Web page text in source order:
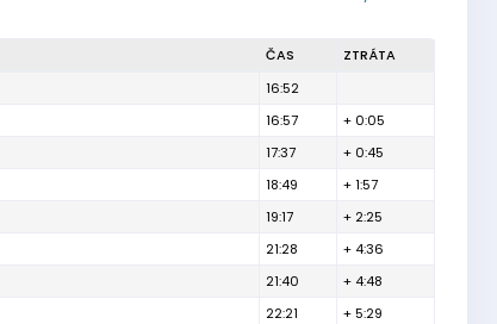
ČAS
ZTRÁTA
16:52
16:57
+ 0:05
17:37
+ 0:45
18:49
+ 1:57
19:17
+ 2:25
21:28
+ 4:36
21:40
+ 4:48
22:21
+ 5:29